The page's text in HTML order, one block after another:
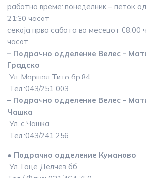
работно време: понеделник – петок
21:30 часот
секоја прва сабота во месецот 08:00
часот
– Подрачно одделение Велес –
Градско
Ул. Маршал Тито бр.84
Тел.:043/251 003
– Подрачно одделение Велес –
Чашка
Ул. с.Чашка
Тел.:043/241 256
● Подрачно одделение Куманово
Ул. Гоце Делчев бб